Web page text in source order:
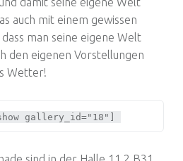
auch mit einem gewissen
man seine eigene Welt
den eigenen Vorstellungen
Wetter!
gallery_id="18"]